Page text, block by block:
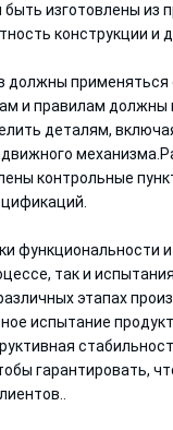
изготовлены из
конструкции и
должны применяться
и правилам должны
деталям,
контрольные
функциональности
так и
этапах
испытание
гарантировать,